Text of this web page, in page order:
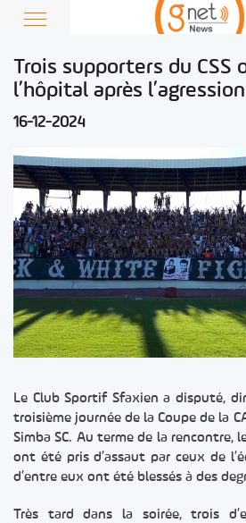
Trois supporters du
l’hôpital après
16-12-2024
Le Club Sportif Sfaxien a disputé,
troisième journée de la Coupe de la
Simba SC. Au terme de la rencontre,
ont été pris d’assaut par ceux de
d’entre eux ont été blessés à des
Très tard dans la soirée, trois